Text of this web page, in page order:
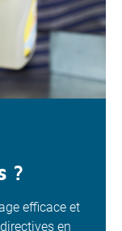
?
efficace et
en